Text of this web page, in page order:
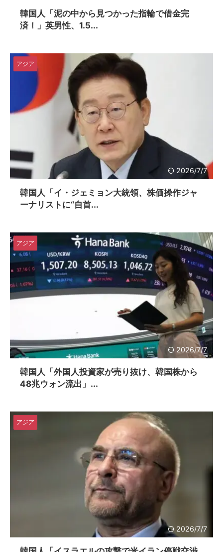
韓国人「泥の中から見つかった指輪で借金完
済！」英男性、1.5...
2026/7/7
アジア
韓国人「イ・ジェミョン大統領、株価操作ジャ
ーナリストに“自首...
2026/7/7
アジア
韓国人「外国人投資家が売り抜け、韓国株から
48兆ウォン流出」...
2026/7/7
アジア